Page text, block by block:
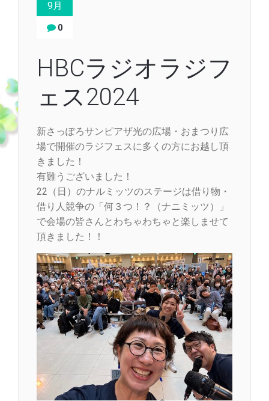
9月
0
HBCラジオラジフ
ェス2024
新さっぽろサンピアザ光の広場・おまつり広
場で開催のラジフェスに多くの方にお越し頂
きました！
有難うございました！
22（日）のナルミッツのステージは借り物・
借り人競争の「何３つ！？（ナニミッツ）」
で会場の皆さんとわちゃわちゃと楽しませて
頂きました！！